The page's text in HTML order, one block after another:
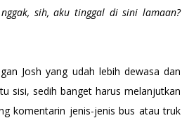
sih, aku tinggal di sini lamaan?
Josh yang udah lebih dewasa dan
sisi, sedih banget harus melanjutkan
komentarin jenis-jenis bus atau truk